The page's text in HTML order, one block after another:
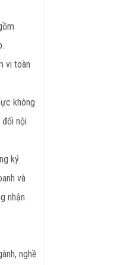
vi toàn
không
nội
ký
và
nhận
nghề